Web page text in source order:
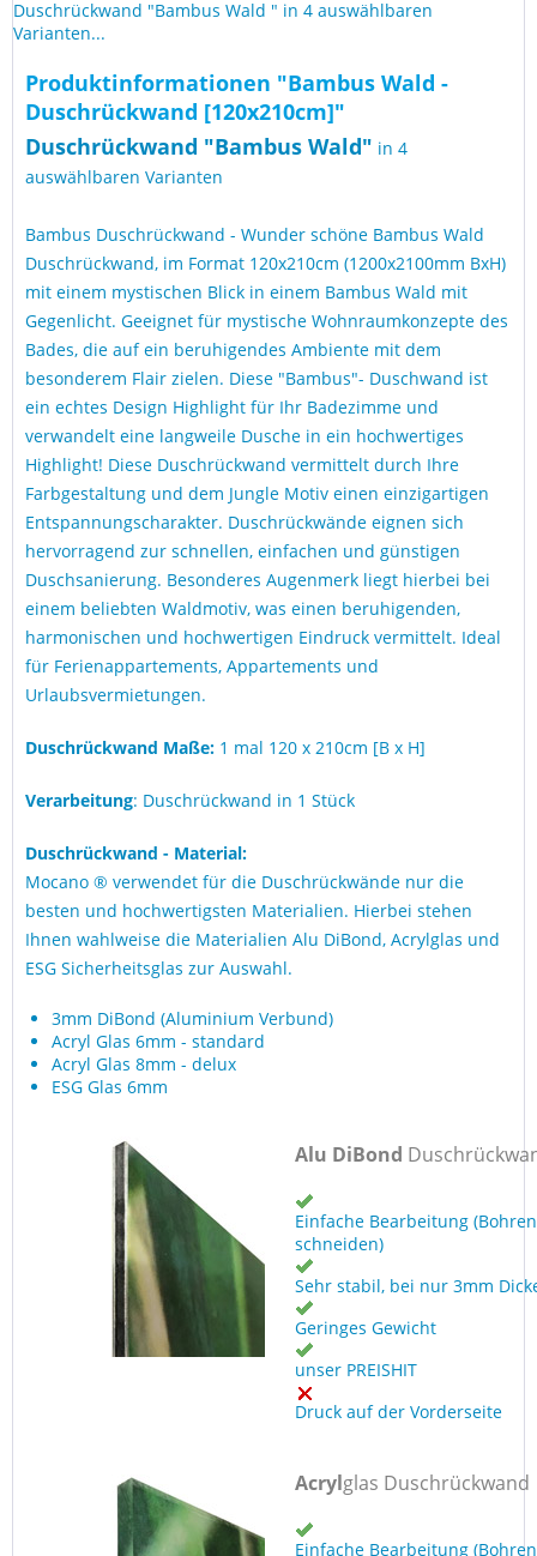
Duschrückwand "Bambus Wald " in 4 auswählbaren
Varianten...
Produktinformationen "Bambus Wald -
Duschrückwand [120x210cm]"
Duschrückwand "Bambus Wald" in 4
auswählbaren Varianten
Bambus Duschrückwand - Wunder schöne Bambus Wald
Duschrückwand, im Format 120x210cm (1200x2100mm BxH)
mit einem mystischen Blick in einem Bambus Wald mit
Gegenlicht. Geeignet für mystische Wohnraumkonzepte des
Bades, die auf ein beruhigendes Ambiente mit dem
besonderem Flair zielen. Diese "Bambus"- Duschwand ist
ein echtes Design Highlight für Ihr Badezimme und
verwandelt eine langweile Dusche in ein hochwertiges
Highlight! Diese Duschrückwand vermittelt durch Ihre
Farbgestaltung und dem Jungle Motiv einen einzigartigen
Entspannungscharakter. Duschrückwände eignen sich
hervorragend zur schnellen, einfachen und günstigen
Duschsanierung. Besonderes Augenmerk liegt hierbei bei
einem beliebten Waldmotiv, was einen beruhigenden,
harmonischen und hochwertigen Eindruck vermittelt. Ideal
für Ferienappartements, Appartements und
Urlaubsvermietungen.
Duschrückwand Maße: 1 mal 120 x 210cm [B x H]
Verarbeitung: Duschrückwand in 1 Stück
Duschrückwand - Material:
Mocano ® verwendet für die Duschrückwände nur die
besten und hochwertigsten Materialien. Hierbei stehen
Ihnen wahlweise die Materialien Alu DiBond, Acrylglas und
ESG Sicherheitsglas zur Auswahl.
3mm DiBond (Aluminium Verbund)
Acryl Glas 6mm - standard
Acryl Glas 8mm - delux
ESG Glas 6mm
Alu DiBond
Einfache Bearbeitung
schneiden)
Sehr stabil, bei nur 3mm
Geringes Gewicht
unser PREISHIT
Druck auf der Vorderseite
Acrylglas Duschrückwand
Einfache Bearbeitung